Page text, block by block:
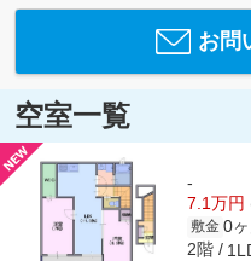
お問
空室一覧
-
7.1万円
敷金 0ヶ
2階